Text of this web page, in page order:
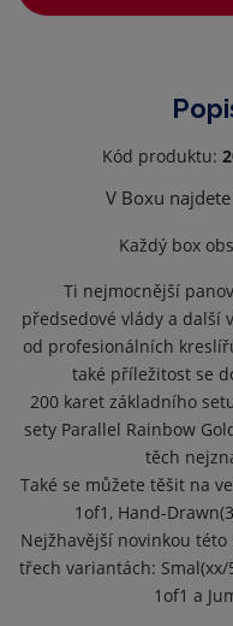
Kód produktu:
V Boxu
Každý box
Ti nejmocnější
předsedové vlády a další
od profesionálních
také příležitost se
200 karet základního
sety Parallel Rainbow
těch
Také se můžete těšit na
1of1, Hand-
Nejžhavější novinkou
třech variantách: Smal(xx/
1of1 a